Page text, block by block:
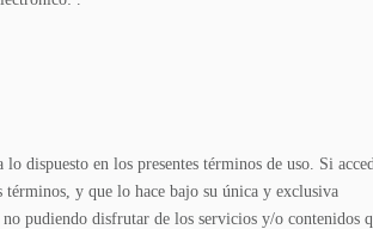
dispuesto en los presentes términos de uso. Si
términos, y que lo hace bajo su única y exclusiva
pudiendo disfrutar de los servicios y/o contenidos